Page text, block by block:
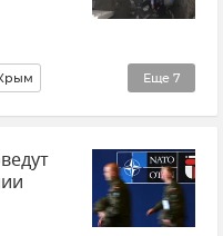
Еще 7
Новости